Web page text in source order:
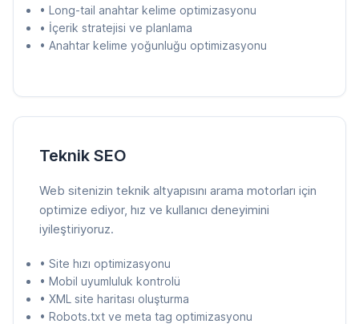
• Long-tail anahtar kelime optimizasyonu
• İçerik stratejisi ve planlama
• Anahtar kelime yoğunluğu optimizasyonu
Teknik SEO
Web sitenizin teknik altyapısını arama motorları için
optimize ediyor, hız ve kullanıcı deneyimini
iyileştiriyoruz.
• Site hızı optimizasyonu
• Mobil uyumluluk kontrolü
• XML site haritası oluşturma
• Robots.txt ve meta tag optimizasyonu